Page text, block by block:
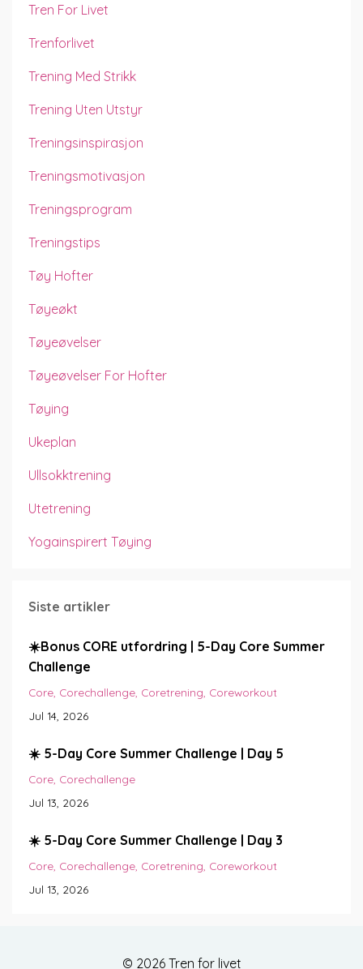
Tren For Livet
Trenforlivet
Trening Med Strikk
Trening Uten Utstyr
Treningsinspirasjon
Treningsmotivasjon
Treningsprogram
Treningstips
Tøy Hofter
Tøyeøkt
Tøyeøvelser
Tøyeøvelser For Hofter
Tøying
Ukeplan
Ullsokktrening
Utetrening
Yogainspirert Tøying
Siste artikler
☀️Bonus CORE utfordring | 5-Day Core Summer
Challenge
Core Corechallenge Coretrening Coreworkout
Jul 14, 2026
☀️ 5-Day Core Summer Challenge | Day 5
Core Corechallenge
Jul 13, 2026
☀️ 5-Day Core Summer Challenge | Day 3
Core Corechallenge Coretrening Coreworkout
Jul 13, 2026
© 2026 Tren for livet